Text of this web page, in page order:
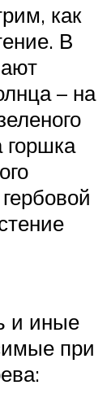
как
В
– на
горшка
и иные
при